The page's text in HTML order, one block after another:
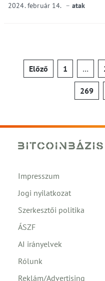
2024. február 14. atak
Bejegyzések
lapozása
Előző 1 …
269
Impresszum
Jogi nyilatkozat
Szerkesztői politika
ÁSZF
AI irányelvek
Rólunk
Reklám/Advertising